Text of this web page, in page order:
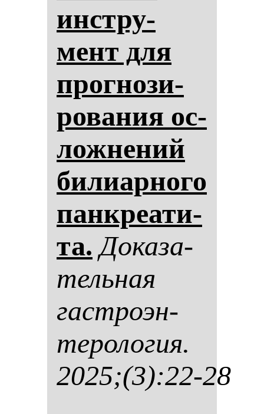
инстру­
мент для
прог­но­зи­
ро­ва­ния ос­
лож­не­ний
би­ли­ар­но­го
пан­кре­ати­
та. До­ка­за­
тель­ная
гас­тро­эн­
те­ро­ло­гия.
2025;(3):22-28